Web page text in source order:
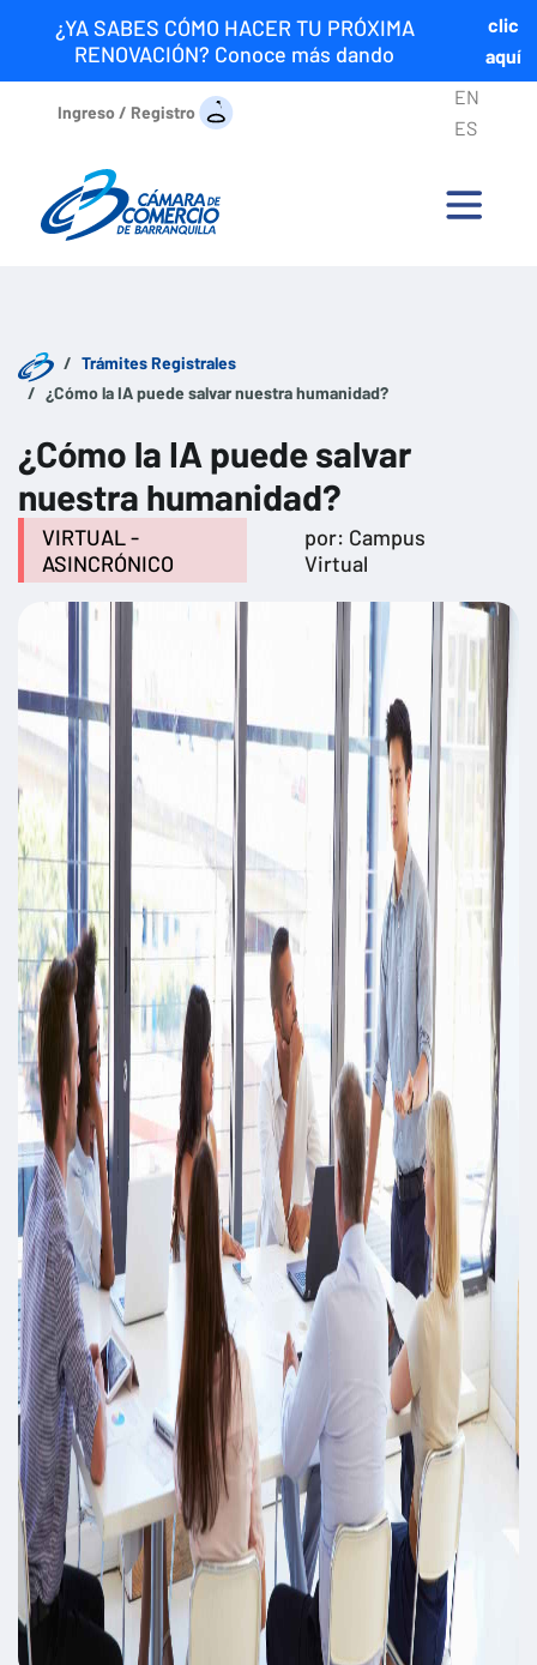
¿YA SABES CÓMO HACER TU PRÓXIMA
RENOVACIÓN? Conoce más dando
clic
aquí
Ingreso / Registro
EN
ES
Trámites Registrales
¿Cómo la IA puede salvar nuestra humanidad?
¿Cómo la IA puede salvar
nuestra humanidad?
VIRTUAL -
ASINCRÓNICO
por: Campus
Virtual